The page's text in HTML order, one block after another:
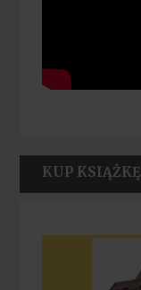
KUP KSIĄŻKĘ